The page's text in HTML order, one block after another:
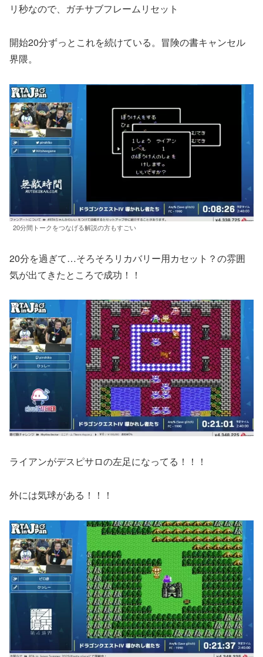
リ秒なので、ガチサブフレームリセット
開始20分ずっとこれを続けている。冒険の書キャンセル
界隈。
20分間トークをつなげる解説の方もすごい
20分を過ぎて…そろそろリカバリー用カセット？の雰囲
気が出てきたところで成功！！
ライアンがデスピサロの左足になってる！！！
外には気球がある！！！